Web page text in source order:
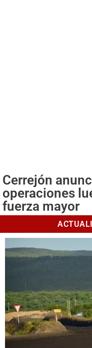
Cerrejón
operaciones
fuerza mayor